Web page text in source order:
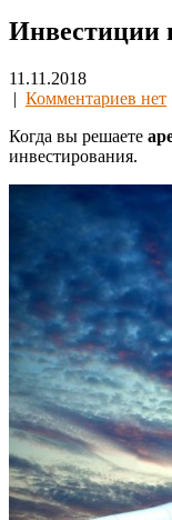
Инвестиции
11.11.2018
| Комментариев нет
Когда вы решаете
инвестирования.